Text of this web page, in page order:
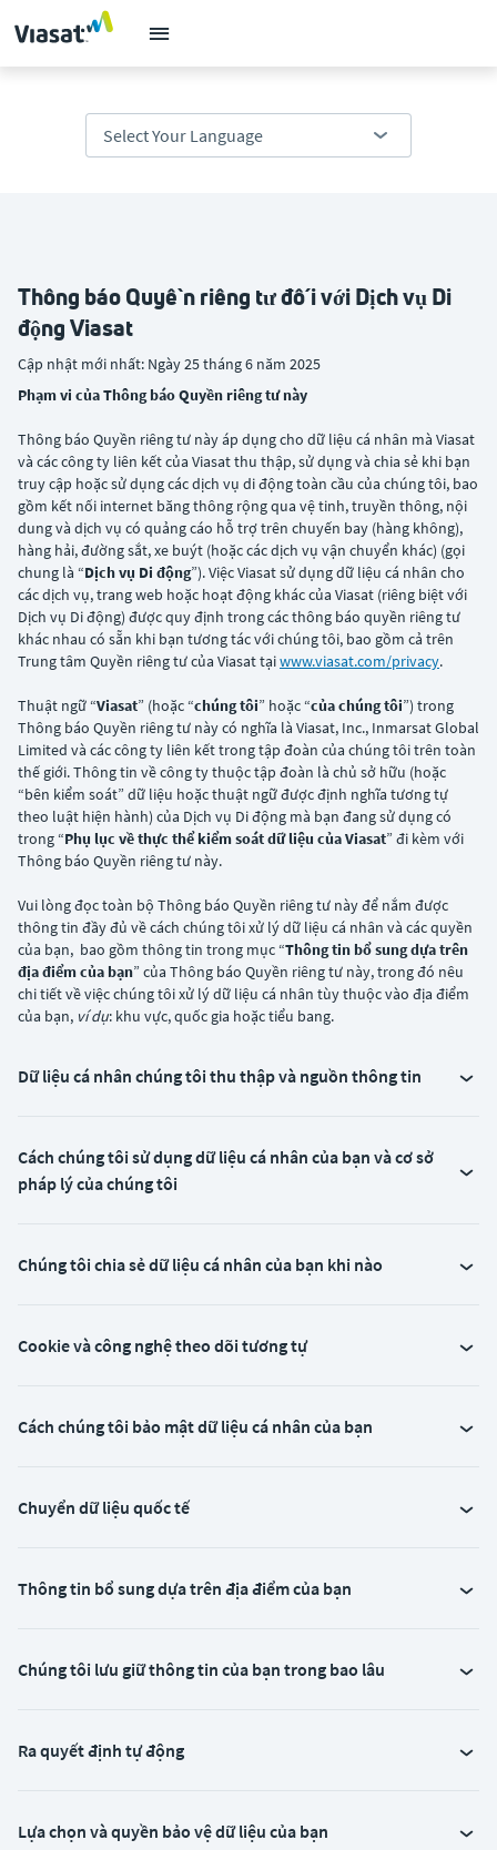
Thông báo Quyền riêng tư đối với Dịch vụ Di
động Viasat
Cập nhật mới nhất: Ngày 25 tháng 6 năm 2025
Phạm vi của Thông báo Quyền riêng tư này
Thông báo Quyền riêng tư này áp dụng cho dữ liệu cá nhân mà Viasat
và các công ty liên kết của Viasat thu thập, sử dụng và chia sẻ khi bạn
truy cập hoặc sử dụng các dịch vụ di động toàn cầu của chúng tôi, bao
gồm kết nối internet băng thông rộng qua vệ tinh, truyền thông, nội
dung và dịch vụ có quảng cáo hỗ trợ trên chuyến bay (hàng không),
hàng hải, đường sắt, xe buýt (hoặc các dịch vụ vận chuyển khác) (gọi
chung là “Dịch vụ Di động”). Việc Viasat sử dụng dữ liệu cá nhân cho
các dịch vụ, trang web hoặc hoạt động khác của Viasat (riêng biệt với
Dịch vụ Di động) được quy định trong các thông báo quyền riêng tư
khác nhau có sẵn khi bạn tương tác với chúng tôi, bao gồm cả trên
Trung tâm Quyền riêng tư của Viasat tạiwww.viasat.com/privacy.
Thuật ngữ “Viasat” (hoặc “chúng tôi” hoặc “của chúng tôi”) trong
Thông báo Quyền riêng tư này có nghĩa là Viasat, Inc., Inmarsat Global
Limited và các công ty liên kết trong tập đoàn của chúng tôi trên toàn
thế giới. Thông tin về công ty thuộc tập đoàn là chủ sở hữu (hoặc
“bên kiểm soát” dữ liệu hoặc thuật ngữ được định nghĩa tương tự
theo luật hiện hành) của Dịch vụ Di động mà bạn đang sử dụng có
trong “Phụ lục về thực thể kiểm soát dữ liệu của Viasat” đi kèm với
Thông báo Quyền riêng tư này.
Vui lòng đọc toàn bộ Thông báo Quyền riêng tư này để nắm được
thông tin đầy đủ về cách chúng tôi xử lý dữ liệu cá nhân và các quyền
của bạn, bao gồm thông tin trong mục “Thông tin bổ sung dựa trên
địa điểm của bạn” của Thông báo Quyền riêng tư này, trong đó nêu
chi tiết về việc chúng tôi xử lý dữ liệu cá nhân tùy thuộc vào địa điểm
của bạn, ví dụ: khu vực, quốc gia hoặc tiểu bang.
Dữ liệu cá nhân chúng tôi thu thập và nguồn thông tin
Cách chúng tôi sử dụng dữ liệu cá nhân của bạn và cơ sở
pháp lý của chúng tôi
Chúng tôi chia sẻ dữ liệu cá nhân của bạn khi nào
Cookie và công nghệ theo dõi tương tự
Cách chúng tôi bảo mật dữ liệu cá nhân của bạn
Chuyển dữ liệu quốc tế
Thông tin bổ sung dựa trên địa điểm của bạn
Chúng tôi lưu giữ thông tin của bạn trong bao lâu
Ra quyết định tự động
Lựa chọn và quyền bảo vệ dữ liệu của bạn